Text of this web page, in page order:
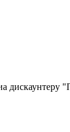
дискаунтеру